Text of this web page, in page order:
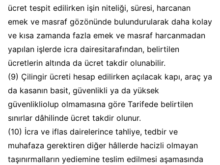
ücret tespit edilirken işin niteliği, süresi, harcanan
emek ve masraf gözönünde bulundurularak daha kolay
ve kısa zamanda fazla emek ve masraf harcanmadan
yapılan işlerde icra dairesitarafından, belirtilen
ücretlerin altında da ücret takdir olunabilir.
(9) Çilingir ücreti hesap edilirken açılacak kapı, araç ya
da kasanın basit, güvenlikli ya da yüksek
güvenlikliolup olmamasına göre Tarifede belirtilen
sınırlar dâhilinde ücret takdir olunur.
(10) İcra ve iflas dairelerince tahliye, tedbir ve
muhafaza gerektiren diğer hâllerde hacizli olmayan
taşınırmalların yediemine teslim edilmesi aşamasında